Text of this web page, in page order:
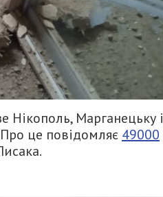
Нікополь, Марганецьку і
це повідомляє 49000